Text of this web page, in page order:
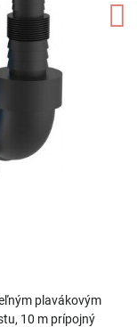
plavákovým
10 m prípojný